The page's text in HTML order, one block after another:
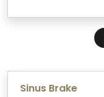
Sinus Brake